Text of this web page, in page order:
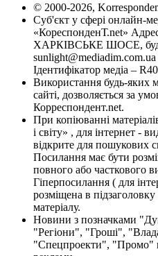
© 2000-2026,
Суб'єкт у сфері онлайн-
«КореспонденТ.net»
ХАРКІВСЬКЕ ШОСЕ,
sunlight@mediadim.com.ua
Ідентифікатор медіа –
Використання будь-яких
сайті, дозволяється за
Корреспондент.net.
При копіюванні
і світу» , для інтернет -
відкрите для пошукових
Посилання має бути
повного або часткового
Гіперпосилання ( для
розміщена в
матеріалу.
Новини з позначками
"Регіони", "Гроші",
"Спецпроекти", "Промо"